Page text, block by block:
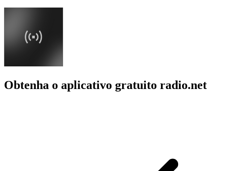
Obtenha o aplicativo gratuito radio.net